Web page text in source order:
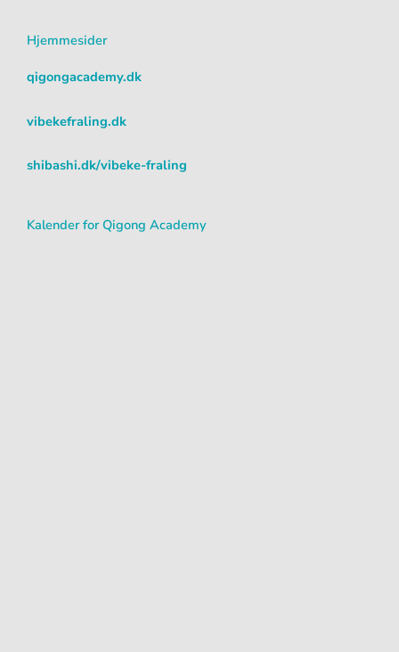
g
r
a
m
o
o
k
Hjemmesider
qigongacademy.dk
vibekefraling.dk
shibashi.dk/vibeke-fraling
Kalender for Qigong Academy